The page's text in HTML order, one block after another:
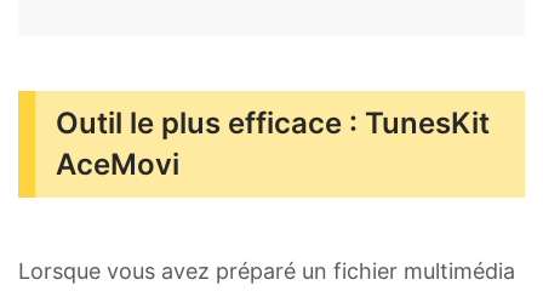
Outil le plus efficace : TunesKit
AceMovi
Lorsque vous avez préparé un fichier multimédia